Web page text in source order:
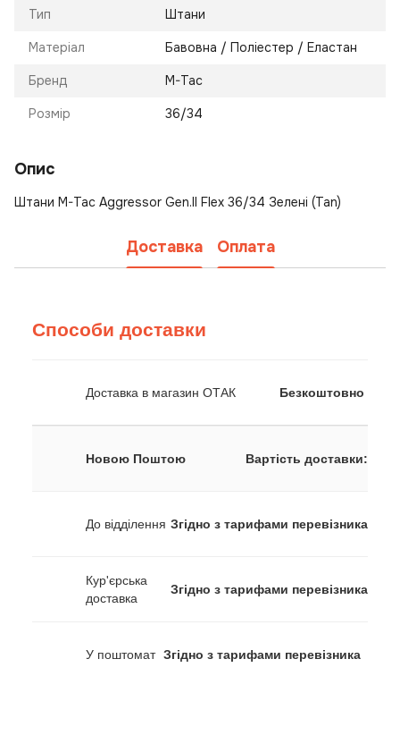
Тип Штани
Матеріал Бавовна / Поліестер / Еластан
Бренд M-Tac
Розмір 36/34
Опис
Штани M-Tac Aggressor Gen.II Flex 36/34 Зелені (Tan)
Доставка Оплата
Способи доставки
Доставка в магазин ОТАК Безкоштовно
Новою Поштою Вартість доставки:
До відділення Згідно з тарифами перевізника
Кур'єрська
доставка
Згідно з тарифами перевізника
У поштомат Згідно з тарифами перевізника